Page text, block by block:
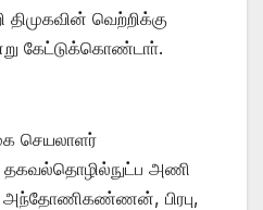
திமுகவின் வெற்றிக்கு
கேட்டுக்கொண்டாா்.
செயலாளர்
அணி
பிரபு,